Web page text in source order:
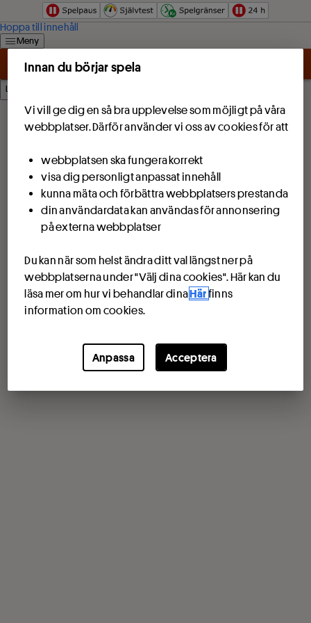
Hoppa till innehåll
Meny
Logga in
Innan du börjar spela
Vi vill ge dig en så bra upplevelse som möjligt på våra
webbplatser. Därför använder vi oss av cookies för att
webbplatsen ska fungera korrekt
visa dig personligt anpassat innehåll
kunna mäta och förbättra webbplatsers prestanda
din användardata kan användas för annonsering
på externa webbplatser
Du kan när som helst ändra ditt val längst ner på
webbplatserna under "Välj dina cookies". Här kan du
läsa mer om hur vi behandlar dinaHär finns
information om cookies.
Anpassa Acceptera